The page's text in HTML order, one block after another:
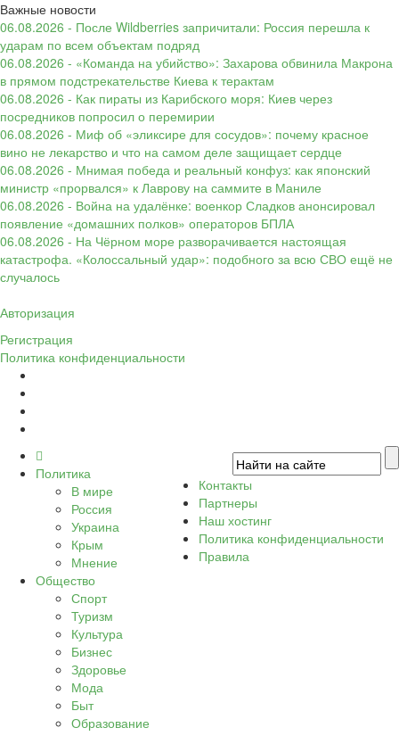
Важные новости
06.08.2026 - После Wildberries запричитали: Россия перешла к
ударам по всем объектам подряд
06.08.2026 - «Команда на убийство»: Захарова обвинила Макрона
в прямом подстрекательстве Киева к терактам
06.08.2026 - Как пираты из Карибского моря: Киев через
посредников попросил о перемирии
06.08.2026 - Миф об «эликсире для сосудов»: почему красное
вино не лекарство и что на самом деле защищает сердце
06.08.2026 - Мнимая победа и реальный конфуз: как японский
министр «прорвался» к Лаврову на саммите в Маниле
06.08.2026 - Война на удалёнке: военкор Сладков анонсировал
появление «домашних полков» операторов БПЛА
06.08.2026 - На Чёрном море разворачивается настоящая
катастрофа. «Колоссальный удар»: подобного за всю СВО ещё не
случалось
Авторизация
Регистрация
Политика конфиденциальности
Политика
В мире
Россия
Украина
Крым
Мнение
Общество
Спорт
Туризм
Культура
Бизнес
Здоровье
Мода
Быт
Образование
Контакты
Партнеры
Наш хостинг
Политика конфиденциальности
Правила